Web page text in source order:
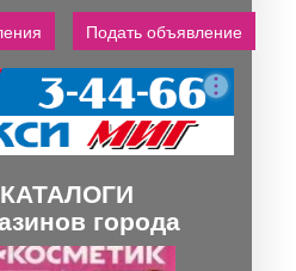
курицей на
720 руб.
Крылышки в
соусе чили
Подать объявление
КАТАЛОГИ
города